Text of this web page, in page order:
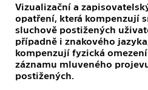
Vizualizační a
opatření, která kompenzují
sluchově postižených
případně i znakového
kompenzují fyzická
záznamu mluveného
postižených.